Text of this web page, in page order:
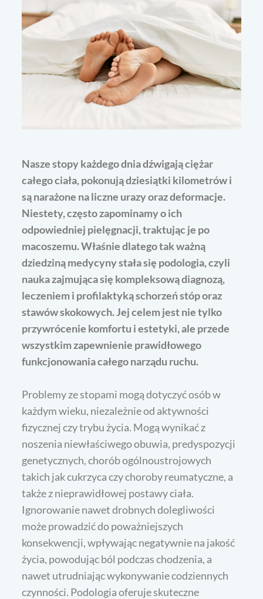
Nasze stopy każdego dnia dźwigają ciężar
całego ciała, pokonują dziesiątki kilometrów i
są narażone na liczne urazy oraz deformacje.
Niestety, często zapominamy o ich
odpowiedniej pielęgnacji, traktując je po
macoszemu. Właśnie dlatego tak ważną
dziedziną medycyny stała się podologia, czyli
nauka zajmująca się kompleksową diagnozą,
leczeniem i profilaktyką schorzeń stóp oraz
stawów skokowych. Jej celem jest nie tylko
przywrócenie komfortu i estetyki, ale przede
wszystkim zapewnienie prawidłowego
funkcjonowania całego narządu ruchu.
Problemy ze stopami mogą dotyczyć osób w
każdym wieku, niezależnie od aktywności
fizycznej czy trybu życia. Mogą wynikać z
noszenia niewłaściwego obuwia, predyspozycji
genetycznych, chorób ogólnoustrojowych
takich jak cukrzyca czy choroby reumatyczne, a
także z nieprawidłowej postawy ciała.
Ignorowanie nawet drobnych dolegliwości
może prowadzić do poważniejszych
konsekwencji, wpływając negatywnie na jakość
życia, powodując ból podczas chodzenia, a
nawet utrudniając wykonywanie codziennych
czynności. Podologia oferuje skuteczne